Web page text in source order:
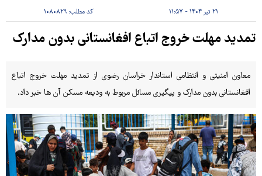
۲۱ تیر ۱۴۰۴ - ۱۱:۵۷ کد مطلب:۱۰۸۰۸۲۹
تمدید مهلت خروج اتباع افغانستانی بدون مدارک
معاون امنیتی و انتظامی استاندار خراسان رضوی از تمدید مهلت خروج اتباع
افغانستانی بدون مدارک و پیگیری مسائل مربوط به ودیعه مسکن آن ها خبر داد.